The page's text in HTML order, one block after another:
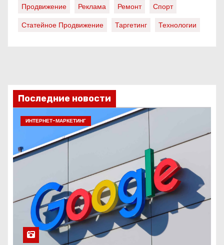
Продвижение
Реклама Ремонт
Спорт
Статейное Продвижение
Таргетинг Технологии
Последние новости
ИНТЕРНЕТ-МАРКЕТИНГ